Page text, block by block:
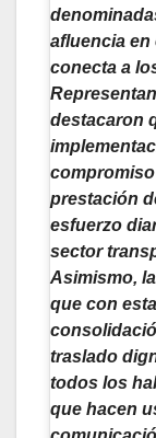
afluencia
conecta a
destacaron
prestación
esfuerzo
sector
Asimismo,
que con
traslado
todos los
que hacen